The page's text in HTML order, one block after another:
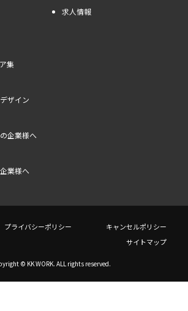
求人情報
集
ザイン
企業様へ
業様へ
プライバシーポリシー
キャンセルポリシー
サイトマップ
© KK WORK. ALL rights reserved.